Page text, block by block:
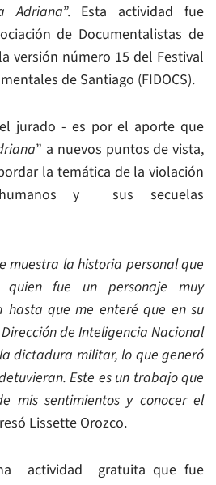
Adriana”. Esta actividad fue
de Documentalistas de
versión número 15 del Festival
de Santiago (FIDOCS).
jurado - es por el aporte que
” a nuevos puntos de vista,
la temática de la violación
y sus secuelas
muestra la historia personal que
fue un personaje muy
que me enteré que en su
de Inteligencia Nacional
dictadura militar, lo que generó
Este es un trabajo que
mis sentimientos y conocer el
Lissette Orozco.
actividad gratuita que fue